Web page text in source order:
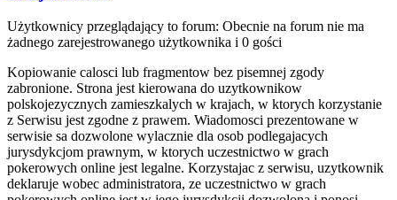
Użytkownicy przeglądający to forum: Obecnie na forum nie ma
żadnego zarejestrowanego użytkownika i 0 gości
Kopiowanie calosci lub fragmentow bez pisemnej zgody
zabronione. Strona jest kierowana do uzytkownikow
polskojezycznych zamieszkalych w krajach, w ktorych korzystanie
z Serwisu jest zgodne z prawem. Wiadomosci prezentowane w
serwisie sa dozwolone wylacznie dla osob podlegajacych
jurysdykcjom prawnym, w ktorych uczestnictwo w grach
pokerowych online jest legalne. Korzystajac z serwisu, uzytkownik
deklaruje wobec administratora, ze uczestnictwo w grach